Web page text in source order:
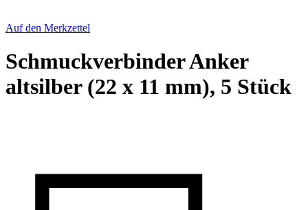
Auf den Merkzettel
Schmuckverbinder Anker
altsilber (22 x 11 mm), 5 Stück